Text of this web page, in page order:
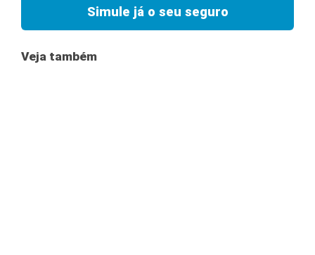
Simule já o seu seguro
Veja também